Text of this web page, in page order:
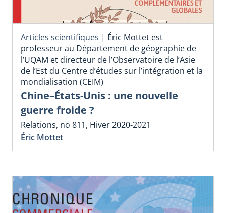
Articles scientifiques | Éric Mottet est
professeur au Département de géographie de
l’UQAM et directeur de l’Observatoire de l’Asie
de l’Est du Centre d’études sur l’intégration et la
mondialisation (CEIM)
Chine–États-Unis : une nouvelle
guerre froide ?
Relations, no 811, Hiver 2020-2021
Éric Mottet